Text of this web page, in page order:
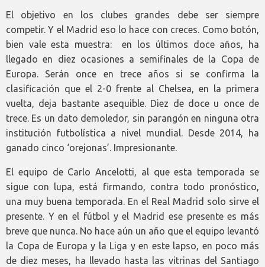
El objetivo en los clubes grandes debe ser siempre
competir. Y el Madrid eso lo hace con creces. Como botón,
bien vale esta muestra: en los últimos doce años, ha
llegado en diez ocasiones a semifinales de la Copa de
Europa. Serán once en trece años si se confirma la
clasificación que el 2-0 frente al Chelsea, en la primera
vuelta, deja bastante asequible. Diez de doce u once de
trece. Es un dato demoledor, sin parangón en ninguna otra
institución futbolística a nivel mundial. Desde 2014, ha
ganado cinco ‘orejonas’. Impresionante.
El equipo de Carlo Ancelotti, al que esta temporada se
sigue con lupa, está firmando, contra todo pronóstico,
una muy buena temporada. En el Real Madrid solo sirve el
presente. Y en el fútbol y el Madrid ese presente es más
breve que nunca. No hace aún un año que el equipo levantó
la Copa de Europa y la Liga y en este lapso, en poco más
de diez meses, ha llevado hasta las vitrinas del Santiago